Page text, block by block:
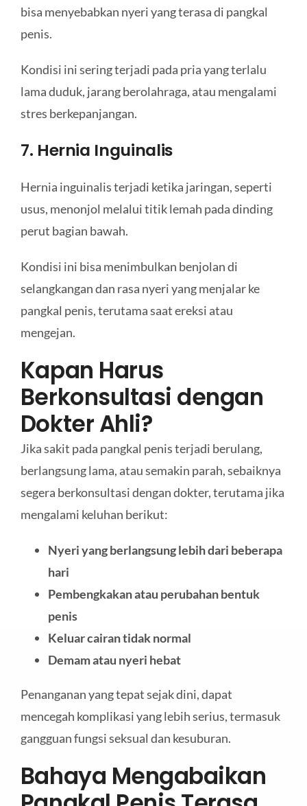
bisa menyebabkan nyeri yang terasa di pangkal
penis.
Kondisi ini sering terjadi pada pria yang terlalu
lama duduk, jarang berolahraga, atau mengalami
stres berkepanjangan.
7. Hernia Inguinalis
Hernia inguinalis terjadi ketika jaringan, seperti
usus, menonjol melalui titik lemah pada dinding
perut bagian bawah.
Kondisi ini bisa menimbulkan benjolan di
selangkangan dan rasa nyeri yang menjalar ke
pangkal penis, terutama saat ereksi atau
mengejan.
Kapan Harus
Berkonsultasi dengan
Dokter Ahli?
Jika sakit pada pangkal penis terjadi berulang,
berlangsung lama, atau semakin parah, sebaiknya
segera berkonsultasi dengan dokter, terutama jika
mengalami keluhan berikut:
Nyeri yang berlangsung lebih dari beberapa
hari
Pembengkakan atau perubahan bentuk
penis
Keluar cairan tidak normal
Demam atau nyeri hebat
Penanganan yang tepat sejak dini, dapat
mencegah komplikasi yang lebih serius, termasuk
gangguan fungsi seksual dan kesuburan.
Bahaya Mengabaikan